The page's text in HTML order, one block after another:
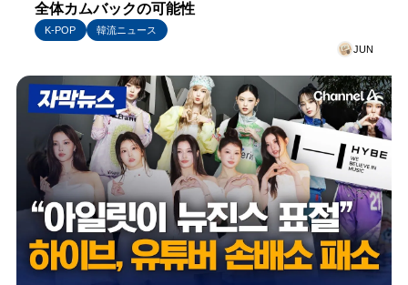
全体カムバックの可能性
K-POP
韓流ニュース
JUN